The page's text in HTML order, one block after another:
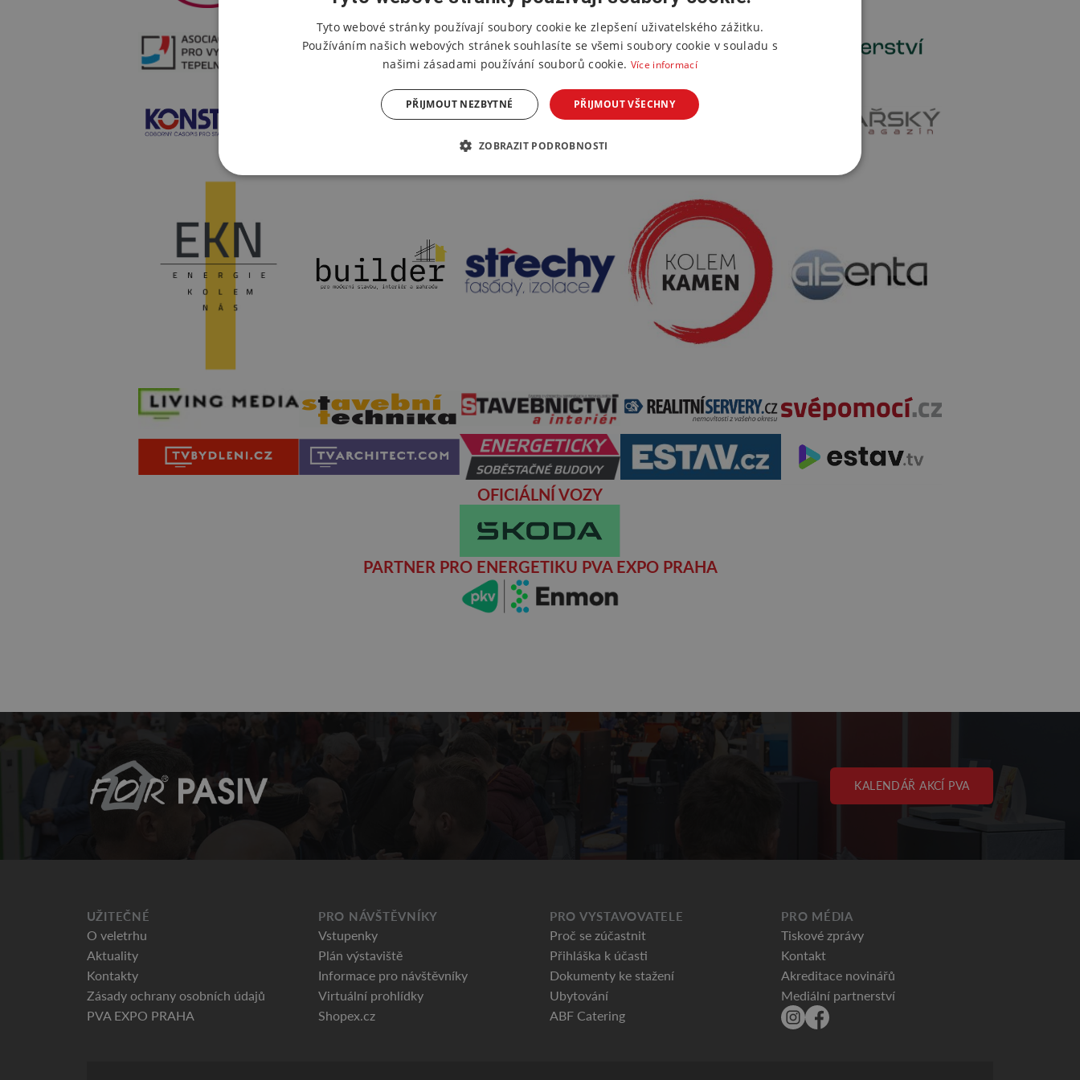
OFICIÁLNÍ VOZY
PARTNER PRO ENERGETIKU PVA EXPO PRAHA
KALENDÁŘ AKCÍ PVA
UŽITEČNÉ
O veletrhu
Aktuality
Kontakty
Zásady ochrany osobních údajů
PVA EXPO PRAHA
PRO NÁVŠTĚVNÍKY
Vstupenky
Plán výstaviště
Informace pro návštěvníky
Virtuální prohlídky
Shopex.cz
PRO VYSTAVOVATELE
Proč se zúčastnit
Přihláška k účasti
Dokumenty ke stažení
Ubytování
ABF Catering
PRO MÉDIA
Tiskové zprávy
Kontakt
Akreditace novinářů
Mediální partnerství
Tyto webové stránky používají soubory cookie ke zlepšení uživatelského zážitku.
Používáním našich webových stránek souhlasíte se všemi soubory cookie v souladu s
našimi zásadami používání souborů cookie. Více informací
PŘIJMOUT VŠECHNY
PŘIJMOUT NEZBYTNÉ
ZOBRAZIT PODROBNOSTI